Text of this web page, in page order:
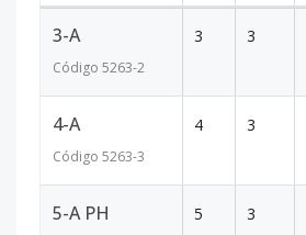
3-A
Código 5263-2
3 3
4-A
Código 5263-3
4 3
5-A PH 5 3